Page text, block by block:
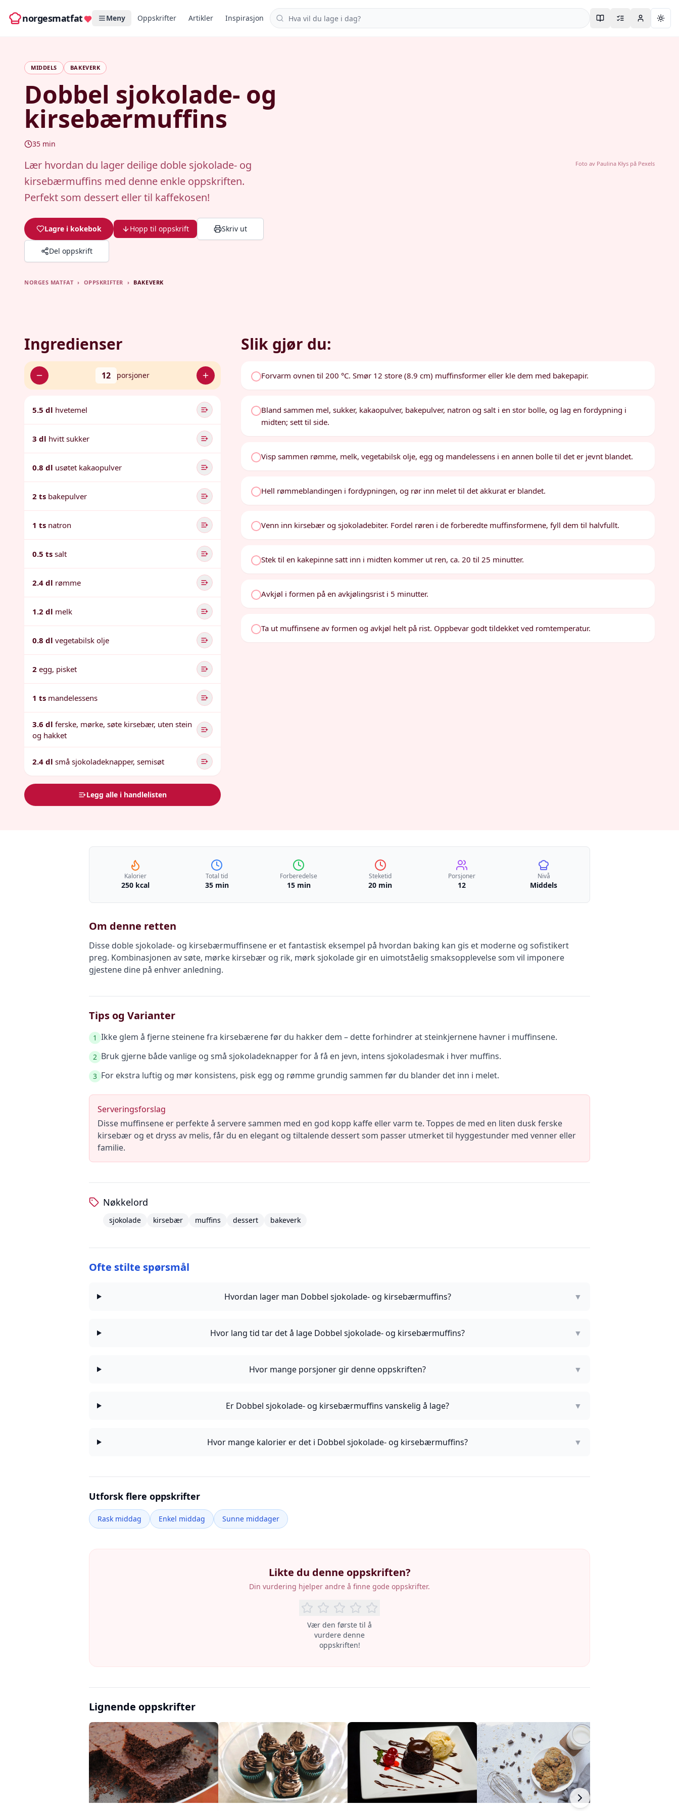
norgesmatfat Meny Oppskrifter Artikler Inspirasjon Søk i oppskrifter
MIDDELS BAKEVERK
Dobbel sjokolade- og
kirsebærmuffins
35 min
Lær hvordan du lager deilige doble sjokolade- og
kirsebærmuffins med denne enkle oppskriften.
Perfekt som dessert eller til kaffekosen!
Lagre i kokebok Hopp til oppskrift Skriv ut
Del oppskrift
Foto av Paulina Kłyspå Pexels
NORGES MATFAT › OPPSKRIFTER › BAKEVERK
Ingredienser
12 porsjoner
5.5 dl hvetemel
3 dl hvitt sukker
0.8 dl usøtet kakaopulver
2 ts bakepulver
1 ts natron
0.5 ts salt
2.4 dl rømme
1.2 dl melk
0.8 dl vegetabilsk olje
2 egg, pisket
1 ts mandelessens
3.6 dl ferske, mørke, søte kirsebær, uten stein
og hakket
2.4 dl små sjokoladeknapper, semisøt
Legg alle i handlelisten
Slik gjør du:
Forvarm ovnen til 200 °C. Smør 12 store (8.9 cm) muffinsformer eller kle dem med bakepapir.
Bland sammen mel, sukker, kakaopulver, bakepulver, natron og salt i en stor bolle, og lag en fordypning i
midten; sett til side.
Visp sammen rømme, melk, vegetabilsk olje, egg og mandelessens i en annen bolle til det er jevnt blandet.
Hell rømmeblandingen i fordypningen, og rør inn melet til det akkurat er blandet.
Venn inn kirsebær og sjokoladebiter. Fordel røren i de forberedte muffinsformene, fyll dem til halvfullt.
Stek til en kakepinne satt inn i midten kommer ut ren, ca. 20 til 25 minutter.
Avkjøl i formen på en avkjølingsrist i 5 minutter.
Ta ut muffinsene av formen og avkjøl helt på rist. Oppbevar godt tildekket ved romtemperatur.
Kalorier
250 kcal
Total tid
35 min
Forberedelse
15 min
Steketid
20 min
Porsjoner
12
Nivå
Middels
Om denne retten
Disse doble sjokolade- og kirsebærmuffinsene er et fantastisk eksempel på hvordan baking kan gis et moderne og sofistikert
preg. Kombinasjonen av søte, mørke kirsebær og rik, mørk sjokolade gir en uimotståelig smaksopplevelse som vil imponere
gjestene dine på enhver anledning.
Tips og Varianter
1 Ikke glem å fjerne steinene fra kirsebærene før du hakker dem – dette forhindrer at steinkjernene havner i muffinsene.
2 Bruk gjerne både vanlige og små sjokoladeknapper for å få en jevn, intens sjokoladesmak i hver muffins.
3 For ekstra luftig og mør konsistens, pisk egg og rømme grundig sammen før du blander det inn i melet.
Serveringsforslag
Disse muffinsene er perfekte å servere sammen med en god kopp kaffe eller varm te. Toppes de med en liten dusk ferske
kirsebær og et dryss av melis, får du en elegant og tiltalende dessert som passer utmerket til hyggestunder med venner eller
familie.
Nøkkelord
sjokolade kirsebær muffins dessert bakeverk
Ofte stilte spørsmål
Hvordan lager man Dobbel sjokolade- og kirsebærmuffins? ▼
Hvor lang tid tar det å lage Dobbel sjokolade- og kirsebærmuffins? ▼
Hvor mange porsjoner gir denne oppskriften? ▼
Er Dobbel sjokolade- og kirsebærmuffins vanskelig å lage? ▼
Hvor mange kalorier er det i Dobbel sjokolade- og kirsebærmuffins? ▼
Utforsk flere oppskrifter
Rask middag Enkel middag Sunne middager
Likte du denne oppskriften?
Din vurdering hjelper andre å finne gode oppskrifter.
Vær den første til å
vurdere denne
oppskriften!
Lignende oppskrifter